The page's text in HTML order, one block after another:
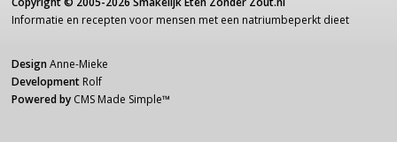
Informatie en recepten voor mensen met een natriumbeperkt dieet
Design Anne-Mieke
Development Rolf
Powered by CMS Made Simple™